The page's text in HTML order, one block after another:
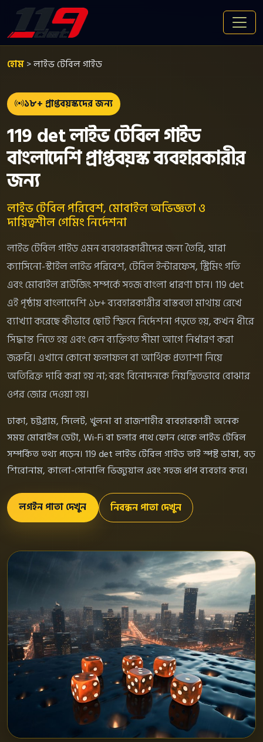
হোম >লাইভ টেবিল গাইড
১৮+ প্রাপ্তবয়স্কদের জন্য
119 det লাইভ টেবিল গাইড
বাংলাদেশি প্রাপ্তবয়স্ক ব্যবহারকারীর
জন্য
লাইভ টেবিল পরিবেশ, মোবাইল অভিজ্ঞতা ও
দায়িত্বশীল গেমিং নির্দেশনা
লাইভ টেবিল গাইড এমন ব্যবহারকারীদের জন্য তৈরি, যারা
ক্যাসিনো-স্টাইল লাইভ পরিবেশ, টেবিল ইন্টারফেস, স্ট্রিমিং গতি
এবং মোবাইল ব্রাউজিং সম্পর্কে সহজ বাংলা ধারণা চান। 119 det
এই পৃষ্ঠায় বাংলাদেশি ১৮+ ব্যবহারকারীর বাস্তবতা মাথায় রেখে
ব্যাখ্যা করেছে কীভাবে ছোট স্ক্রিনে নির্দেশনা পড়তে হয়, কখন ধীরে
সিদ্ধান্ত নিতে হয় এবং কেন ব্যক্তিগত সীমা আগে নির্ধারণ করা
জরুরি। এখানে কোনো ফলাফল বা আর্থিক প্রত্যাশা নিয়ে
অতিরিক্ত দাবি করা হয় না; বরং বিনোদনকে নিয়ন্ত্রিতভাবে বোঝার
ওপর জোর দেওয়া হয়।
ঢাকা, চট্টগ্রাম, সিলেট, খুলনা বা রাজশাহীর ব্যবহারকারী অনেক
সময় মোবাইল ডেটা, Wi-Fi বা চলার পথে ফোন থেকে লাইভ টেবিল
সম্পর্কিত তথ্য পড়েন। 119 det লাইভ টেবিল গাইড তাই স্পষ্ট ভাষা, বড়
শিরোনাম, কালো-সোনালি ভিজ্যুয়াল এবং সহজ ধাপ ব্যবহার করে।
লগইন পাতা দেখুন নিবন্ধন পাতা দেখুন